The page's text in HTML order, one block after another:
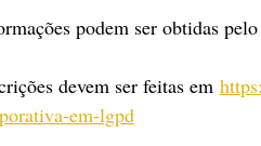
podem ser obtidas
devem ser feitas em
em-lgpd